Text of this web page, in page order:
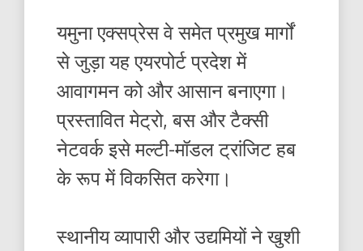
यमुना एक्सप्रेस वे समेत प्रमुख मार्गों
से जुड़ा यह एयरपोर्ट प्रदेश में
आवागमन को और आसान बनाएगा।
प्रस्तावित मेट्रो, बस और टैक्सी
नेटवर्क इसे मल्टी-मॉडल ट्रांजिट हब
के रूप में विकसित करेगा।
स्थानीय व्यापारी और उद्यमियों ने खुशी